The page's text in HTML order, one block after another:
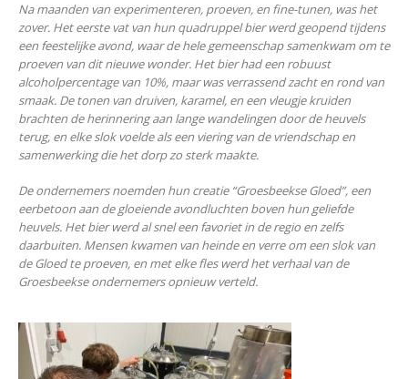
Na maanden van experimenteren, proeven, en fine-tunen, was het
zover. Het eerste vat van hun quadruppel bier werd geopend tijdens
een feestelijke avond, waar de hele gemeenschap samenkwam om te
proeven van dit nieuwe wonder. Het bier had een robuust
alcoholpercentage van 10%, maar was verrassend zacht en rond van
smaak. De tonen van druiven, karamel, en een vleugje kruiden
brachten de herinnering aan lange wandelingen door de heuvels
terug, en elke slok voelde als een viering van de vriendschap en
samenwerking die het dorp zo sterk maakte.
De ondernemers noemden hun creatie “Groesbeekse Gloed”, een
eerbetoon aan de gloeiende avondluchten boven hun geliefde
heuvels. Het bier werd al snel een favoriet in de regio en zelfs
daarbuiten. Mensen kwamen van heinde en verre om een slok van
de Gloed te proeven, en met elke fles werd het verhaal van de
Groesbeekse ondernemers opnieuw verteld.